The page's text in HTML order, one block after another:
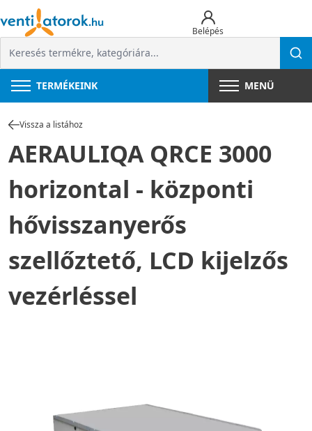
Belépés
TERMÉKEINK MENÜ
Vissza a listához
AERAULIQA QRCE 3000
horizontal - központi
hővisszanyerős
szellőztető, LCD kijelzős
vezérléssel